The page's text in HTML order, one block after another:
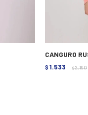
CANGURO
$ 1.533 $ 2.190